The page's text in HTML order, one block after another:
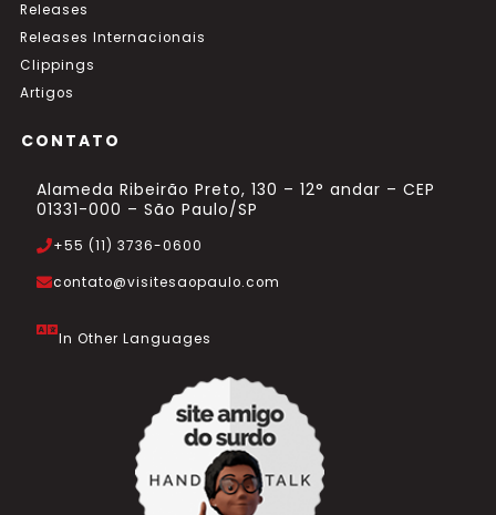
Releases
Releases Internacionais
Clippings
Artigos
CONTATO
Alameda Ribeirão Preto, 130 – 12° andar – CEP
01331-000 – São Paulo/SP
+55 (11) 3736-0600
contato@visitesaopaulo.com
In Other Languages